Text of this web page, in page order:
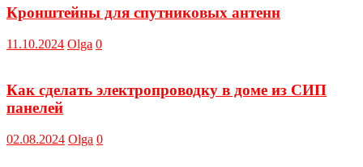
Кронштейны для спутниковых антенн
11.10.2024 Olga 0
Как сделать электропроводку в доме из СИП
панелей
02.08.2024 Olga 0